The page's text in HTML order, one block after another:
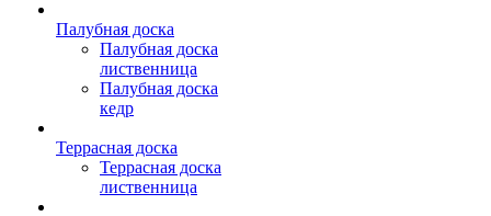
Палубная доска
Палубная доска
лиственница
Палубная доска
кедр
Террасная доска
Террасная доска
лиственница